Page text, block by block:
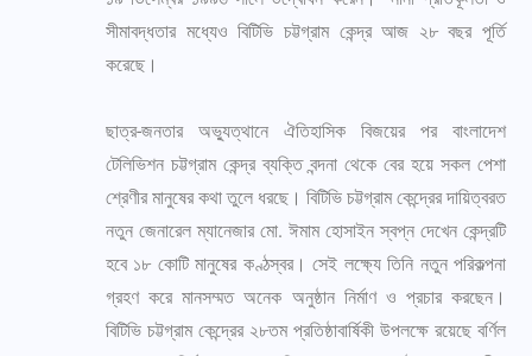
সীমাবদ্ধতার মধ্যেও বিটিভি চট্টগ্রাম কেন্দ্র আজ ২৮ বছর পূর্তি
করেছে।
ছাত্র-জনতার অভ্যুত্থানে ঐতিহাসিক বিজয়ের পর বাংলাদেশ
টেলিভিশন চট্টগ্রাম কেন্দ্র ব্যক্তি বন্দনা থেকে বের হয়ে সকল পেশা
শ্রেণীর মানুষের কথা তুলে ধরছে। বিটিভি চট্টগ্রাম কেন্দ্রের দায়িত্বরত
নতুন জেনারেল ম্যানেজার মো. ঈমাম হোসাইন স্বপ্ন দেখেন কেন্দ্রটি
হবে ১৮ কোটি মানুষের কণ্ঠস্বর। সেই লক্ষ্যে তিনি নতুন পরিকল্পনা
গ্রহণ করে মানসম্মত অনেক অনুষ্ঠান নির্মাণ ও প্রচার করছেন।
বিটিভি চট্টগ্রাম কেন্দ্রের ২৮তম প্রতিষ্ঠাবার্ষিকী উপলক্ষে রয়েছে বর্ণিল